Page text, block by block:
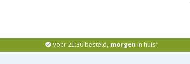
Voor 21:30 besteld, morgen in huis*